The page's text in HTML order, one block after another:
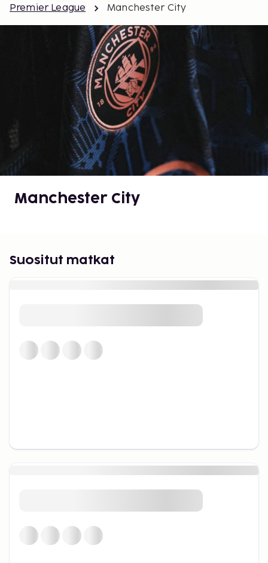
Premier League
Manchester City
Manchester City
Suositut matkat